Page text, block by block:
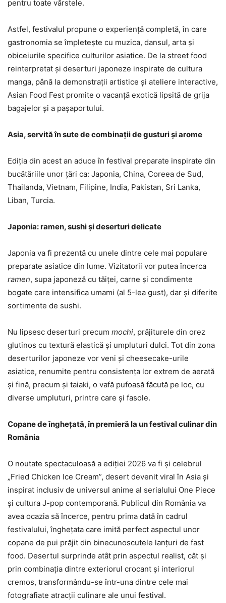
pentru toate vârstele.
Astfel, festivalul propune o experiență completă, în care
gastronomia se împletește cu muzica, dansul, arta și
obiceiurile specifice culturilor asiatice. De la street food
reinterpretat și deserturi japoneze inspirate de cultura
manga, până la demonstrații artistice și ateliere interactive,
Asian Food Fest promite o vacanță exotică lipsită de grija
bagajelor și a pașaportului.
Asia, servită în sute de combinații de gusturi și arome
Ediția din acest an aduce în festival preparate inspirate din
bucătăriile unor țări ca: Japonia, China, Coreea de Sud,
Thailanda, Vietnam, Filipine, India, Pakistan, Sri Lanka,
Liban, Turcia.
Japonia: ramen, sushi și deserturi delicate
Japonia va fi prezentă cu unele dintre cele mai populare
preparate asiatice din lume. Vizitatorii vor putea încerca
ramen, supa japoneză cu tăiței, carne și condimente
bogate care intensifica umami (al 5-lea gust), dar și diferite
sortimente de sushi.
Nu lipsesc deserturi precum mochi, prăjiturele din orez
glutinos cu textură elastică și umpluturi dulci. Tot din zona
deserturilor japoneze vor veni și cheesecake-urile
asiatice, renumite pentru consistența lor extrem de aerată
și fină, precum și taiaki, o vafă pufoasă făcută pe loc, cu
diverse umpluturi, printre care și fasole.
Copane de înghețată, în premieră la un festival culinar din
România
O noutate spectaculoasă a ediției 2026 va fi și celebrul
„Fried Chicken Ice Cream”, desert devenit viral în Asia și
inspirat inclusiv de universul anime al serialului One Piece
și cultura J-pop contemporană. Publicul din România va
avea ocazia să încerce, pentru prima dată în cadrul
festivalului, înghețata care imită perfect aspectul unor
copane de pui prăjit din binecunoscutele lanțuri de fast
food. Desertul surprinde atât prin aspectul realist, cât și
prin combinația dintre exteriorul crocant și interiorul
cremos, transformându-se într-una dintre cele mai
fotografiate atracții culinare ale unui festival.